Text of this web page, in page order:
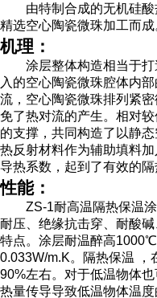
由特制合成的无机硅
精选空心陶瓷微珠加工而成
机理：
涂层整体构造相当于
入的空心陶瓷微珠腔体内
流，空心陶瓷微珠排列紧
免了热对流的产生。相对
的支撑，共同构造了以静
热反射材料作为辅助填料
导热系数，起到了有效的隔
性能：
ZS-1耐高温隔热保温
耐压、绝缘抗击穿、耐酸
特点。涂层耐温醉高1000℃
0.033W/m.K。隔热保温 ，
90%左右。对于低温物体
热量传导导致低温物体温度